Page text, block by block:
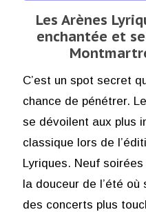
Les Arènes
enchantée et
C’est un spot secret
chance de pénétrer.
se dévoilent aux plus
classique lors de
Lyriques. Neuf
la douceur de l’été
des concerts plus